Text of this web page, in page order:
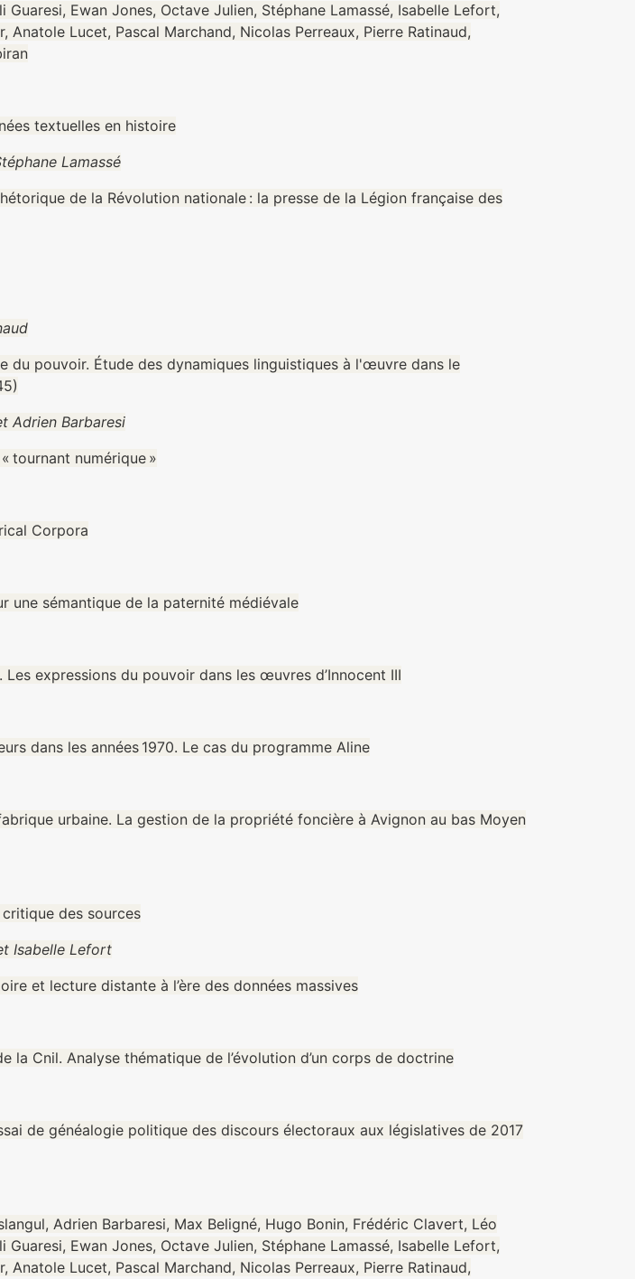
Guaresi, Ewan Jones, Octave Julien, Stéphane Lamassé, Isabelle Lefort,
Anatole Lucet, Pascal Marchand, Nicolas Perreaux, Pierre Ratinaud,
textuelles en histoire
Lamassé
de la Révolution nationale : la presse de la Légion française des
du pouvoir. Étude des dynamiques linguistiques à l'œuvre dans le
Adrien Barbaresi
tournant numérique »
Corpora
une sémantique de la paternité médiévale
. Les expressions du pouvoir dans les œuvres d’Innocent III
dans les années 1970. Le cas du programme Aline
urbaine. La gestion de la propriété foncière à Avignon au bas Moyen
des sources
Isabelle Lefort
et lecture distante à l’ère des données massives
la Cnil. Analyse thématique de l’évolution d’un corps de doctrine
de généalogie politique des discours électoraux aux législatives de 2017
Adrien Barbaresi, Max Beligné, Hugo Bonin, Frédéric Clavert, Léo
Guaresi, Ewan Jones, Octave Julien, Stéphane Lamassé, Isabelle Lefort,
Anatole Lucet, Pascal Marchand, Nicolas Perreaux, Pierre Ratinaud,